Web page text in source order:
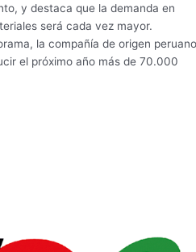
y destaca que la demanda en
será cada vez mayor.
la compañía de origen peruano
el próximo año más de 70.000